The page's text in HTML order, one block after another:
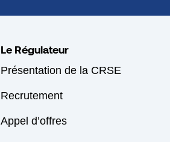
Le Régulateur
Présentation de la CRSE
Recrutement
Appel d’offres